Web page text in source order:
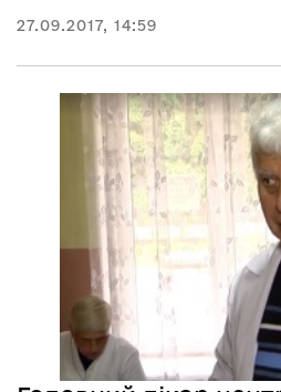
27.09.2017, 14:59